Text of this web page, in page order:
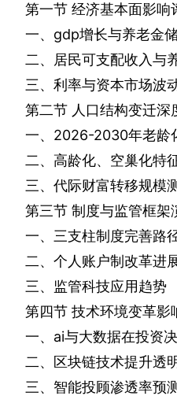
第一节 经济基本面影响
一、 gdp增长与养老金
二、居民可支配收入与
三、利率与资本市场波
第二节 人口结构变迁深
一、 2026-2030年老龄
二、高龄化、空巢化特
三、代际财富转移规模
第三节 制度与监管框架
一、三支柱制度完善路
二、个人账户制改革进
三、监管科技应用趋势
第四节 技术环境变革影
一、 ai与大数据在投资
二、区块链技术提升透
三、智能投顾渗透率预测